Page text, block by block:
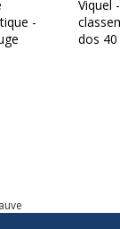
-
Viquel
dos